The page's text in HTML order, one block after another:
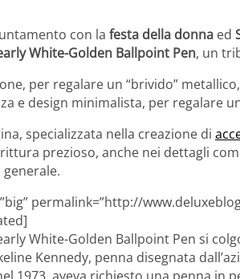
con la festa della donna ed
White-Golden Ballpoint Pen, un
per regalare un “brivido”
e design minimalista, per regalare
specializzata nella creazione di
prezioso, anche nei dettagli
permalink=”http://
White-Golden Ballpoint Pen si
Kennedy, penna disegnata